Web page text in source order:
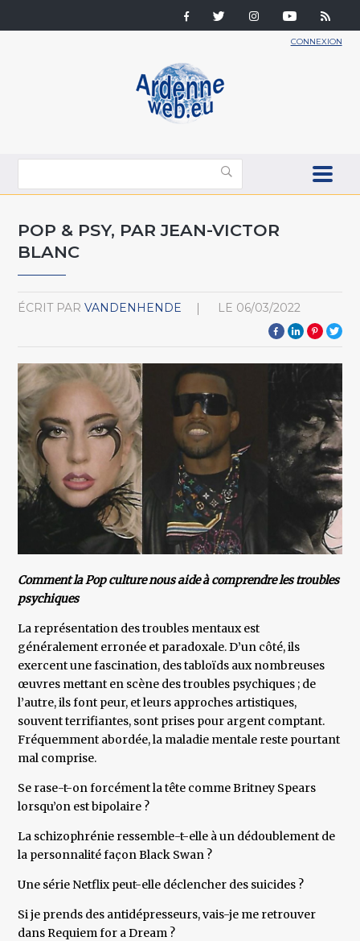
CONNEXION
POP & PSY, PAR JEAN-VICTOR
BLANC
ÉCRIT PAR VANDENHENDE LE 06/03/2022
Comment la Pop culture nous aide à comprendre les troubles
psychiques
La représentation des troubles mentaux est
généralement erronée et paradoxale. D’un côté, ils
exercent une fascination, des tabloïds aux nombreuses
œuvres mettant en scène des troubles psychiques ; de
l’autre, ils font peur, et leurs approches artistiques,
souvent terrifiantes, sont prises pour argent comptant.
Fréquemment abordée, la maladie mentale reste pourtant
mal comprise.
Se rase-t-on forcément la tête comme Britney Spears
lorsqu’on est bipolaire ?
La schizophrénie ressemble-t-elle à un dédoublement de
la personnalité façon Black Swan ?
Une série Netflix peut-elle déclencher des suicides ?
Si je prends des antidépresseurs, vais-je me retrouver
dans Requiem for a Dream ?